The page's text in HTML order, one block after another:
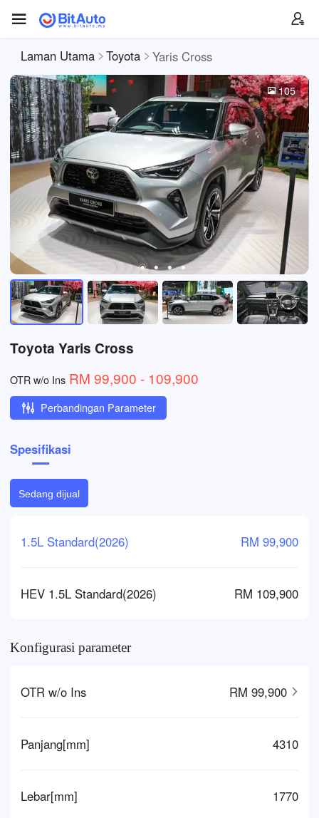
Laman Utama Toyota Yaris Cross
105
Toyota Yaris Cross
OTR w/o Ins RM 99,900 - 109,900
Perbandingan Parameter
Spesifikasi
Sedang dijual
1.5L Standard(2026) RM 99,900
HEV 1.5L Standard(2026) RM 109,900
Konfigurasi parameter
OTR w/o Ins RM 99,900
Panjang[mm] 4310
Lebar[mm] 1770